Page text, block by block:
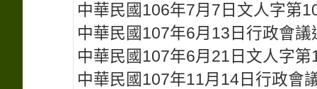
中華民國106年7月7日文人字第
中華民國107年6月13日行政會議
中華民國107年6月21日文人字
中華民國107年11月14日行政會